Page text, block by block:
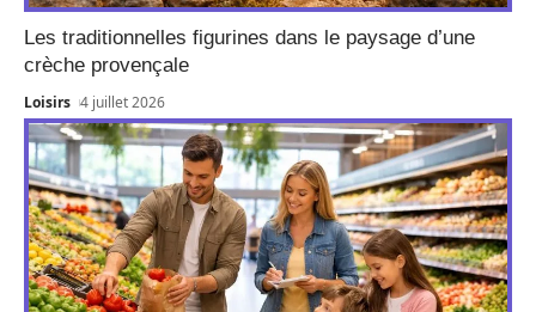
Les traditionnelles figurines dans le paysage d’une
crèche provençale
Loisirs 4 juillet 2026